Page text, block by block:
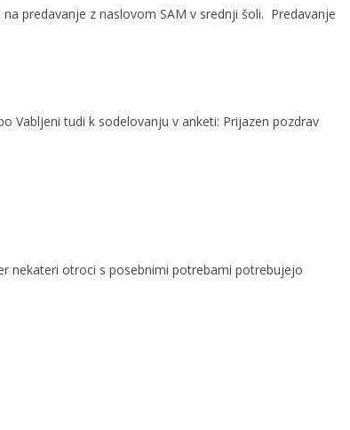
predavanje z naslovom SAM v srednji šoli. Predavanje
Vabljeni tudi k sodelovanju v anketi: Prijazen pozdrav
nekateri otroci s posebnimi potrebami potrebujejo